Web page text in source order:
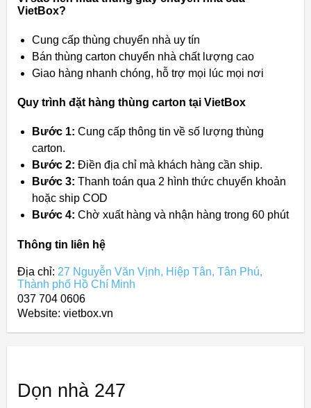
VietBox?
Cung cấp thùng chuyển nhà uy tín
Bán thùng carton chuyển nhà chất lượng cao
Giao hàng nhanh chóng, hỗ trợ mọi lúc mọi nơi
Quy trình đặt hàng thùng carton tại VietBox
Bước 1: Cung cấp thông tin về số lượng thùng
carton.
Bước 2: Điền địa chỉ mà khách hàng cần ship.
Bước 3: Thanh toán qua 2 hình thức chuyển khoản
hoặc ship COD
Bước 4: Chờ xuất hàng và nhận hàng trong 60 phút
Thông tin liên hệ
Địa chỉ: 27 Nguyễn Văn Vịnh, Hiệp Tân, Tân Phú,
Thành phố Hồ Chí Minh
037 704 0606
Website: vietbox.vn
Dọn nhà 247